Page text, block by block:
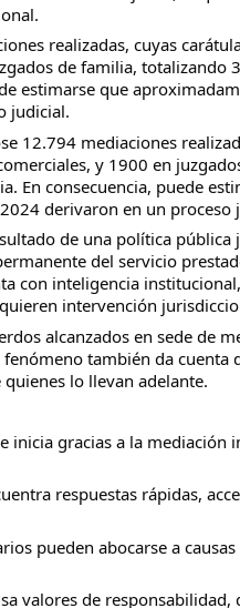
realizadas, cuyas
de familia, totalizando
estimarse que
judicial.
12.794 mediaciones
y 1900 en
En consecuencia, puede
derivaron en un proceso
de una política pública
del servicio
con inteligencia
intervención
alcanzados en sede de
también da cuenta
lo llevan adelante.
inicia gracias a la mediación
respuestas rápidas,
pueden abocarse a causas
valores de responsabilidad,